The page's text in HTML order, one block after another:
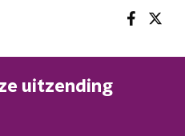
uitzending